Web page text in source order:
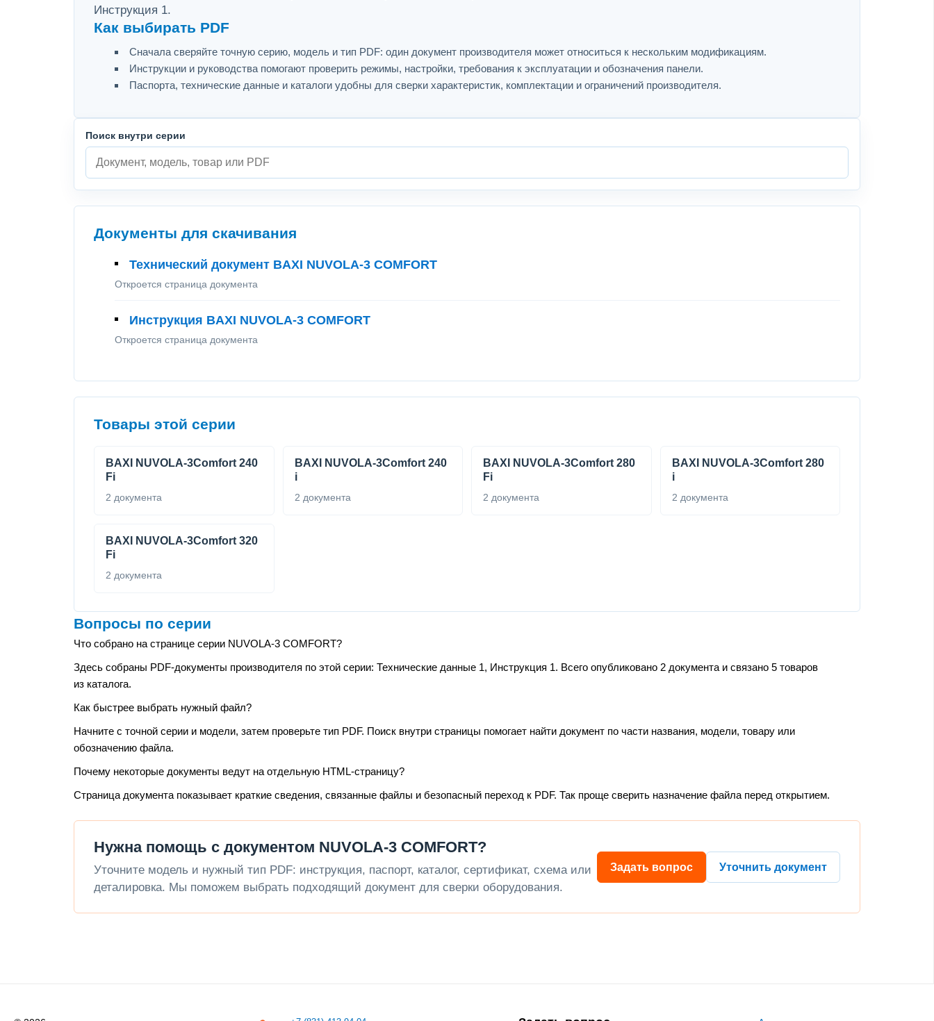
Инструкция 1.
Как выбирать PDF
Сначала сверяйте точную серию, модель и тип PDF: один документ производителя может относиться к нескольким модификациям.
Инструкции и руководства помогают проверить режимы, настройки, требования к эксплуатации и обозначения панели.
Паспорта, технические данные и каталоги удобны для сверки характеристик, комплектации и ограничений производителя.
Поиск внутри серии
Документы для скачивания
Технический документ BAXI NUVOLA-3 COMFORT
Откроется страница документа
Инструкция BAXI NUVOLA-3 COMFORT
Откроется страница документа
Товары этой серии
BAXI NUVOLA-3Comfort 240
Fi
2 документа
BAXI NUVOLA-3Comfort 240
i
2 документа
BAXI NUVOLA-3Comfort 280
Fi
2 документа
BAXI NUVOLA-3Comfort 280
i
2 документа
BAXI NUVOLA-3Comfort 320
Fi
2 документа
Вопросы по серии
Что собрано на странице серии NUVOLA-3 COMFORT?
Здесь собраны PDF-документы производителя по этой серии: Технические данные 1, Инструкция 1. Всего опубликовано 2 документа и связано 5 товаров
из каталога.
Как быстрее выбрать нужный файл?
Начните с точной серии и модели, затем проверьте тип PDF. Поиск внутри страницы помогает найти документ по части названия, модели, товару или
обозначению файла.
Почему некоторые документы ведут на отдельную HTML-страницу?
Страница документа показывает краткие сведения, связанные файлы и безопасный переход к PDF. Так проще сверить назначение файла перед открытием.
Нужна помощь с документом NUVOLA-3 COMFORT?
Уточните модель и нужный тип PDF: инструкция, паспорт, каталог, сертификат, схема или
деталировка. Мы поможем выбрать подходящий документ для сверки оборудования.
Задать вопрос Уточнить документ